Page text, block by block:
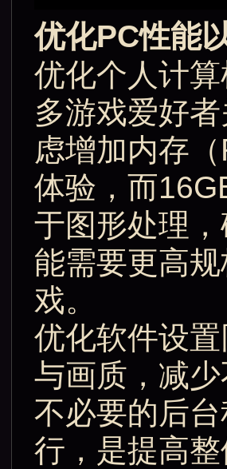
优化PC性能
优化个人计
多游戏爱好
虑增加内存
体验，而
于图形处理
能需要更高
戏。
优化软件设
与画质，减
不必要的后
行，是提高